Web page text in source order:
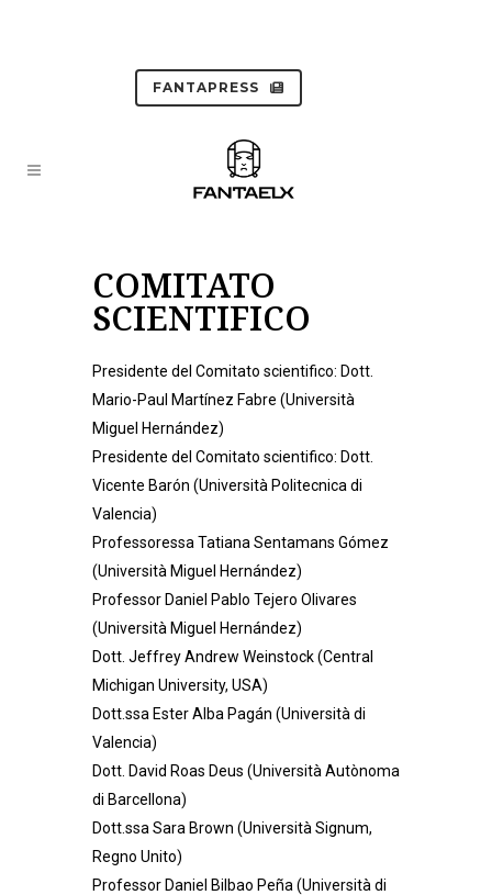
FANTAPRESS
COMITATO
SCIENTIFICO
Presidente del Comitato scientifico: Dott.
Mario-Paul Martínez Fabre (Università
Miguel Hernández)
Presidente del Comitato scientifico: Dott.
Vicente Barón (Università Politecnica di
Valencia)
Professoressa Tatiana Sentamans Gómez
(Università Miguel Hernández)
Professor Daniel Pablo Tejero Olivares
(Università Miguel Hernández)
Dott. Jeffrey Andrew Weinstock (Central
Michigan University, USA)
Dott.ssa Ester Alba Pagán (Università di
Valencia)
Dott. David Roas Deus (Università Autònoma
di Barcellona)
Dott.ssa Sara Brown (Università Signum,
Regno Unito)
Professor Daniel Bilbao Peña (Università di